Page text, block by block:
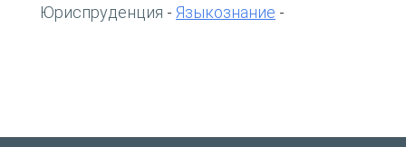
Юриспруденция - Языкознание -